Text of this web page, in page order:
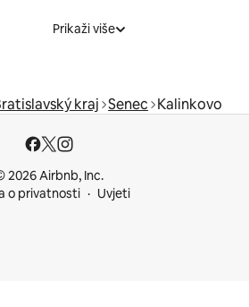
Prikaži više
kraj Senec Kalinkovo
2026 Airbnb, Inc.
o privatnosti
Uvjeti